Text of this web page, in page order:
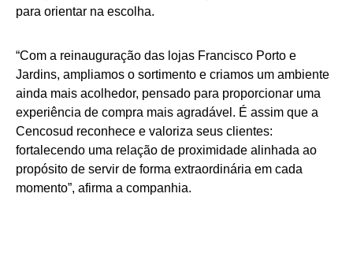
para orientar na escolha.
“Com a reinauguração das lojas Francisco Porto e
Jardins, ampliamos o sortimento e criamos um ambiente
ainda mais acolhedor, pensado para proporcionar uma
experiência de compra mais agradável. É assim que a
Cencosud reconhece e valoriza seus clientes:
fortalecendo uma relação de proximidade alinhada ao
propósito de servir de forma extraordinária em cada
momento”, afirma a companhia.